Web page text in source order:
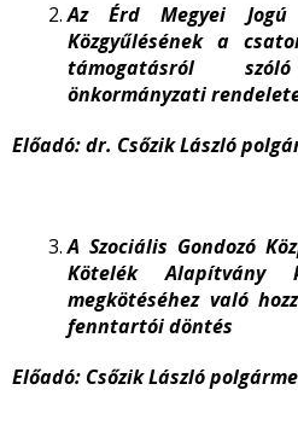
Az Érd Megyei Jogú
Közgyűlésének a
támogatásról
önkormányzati
Előadó: dr. Csőzik László
A Szociális Gondozó
Kötelék Alapítvány
megkötéséhez való
fenntartói döntés
Előadó: Csőzik László